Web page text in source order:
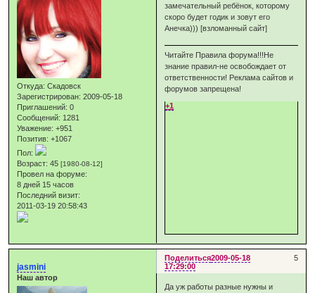
Откуда: Скадовск
Зарегистрирован: 2009-05-18
Приглашений: 0
Сообщений: 1281
Уважение: +951
Позитив: +1067
Пол:
Возраст: 45[1980-08-12]
Провел на форуме:
8 дней 15 часов
Последний визит:
2011-03-19 20:58:43
замечательный ребёнок, которому
скоро будет годик и зовут его
Анечка))) [взломанный сайт]
Читайте Правила форума!!!Не
знание правил-не освобождает от
ответственности! Реклама сайтов и
форумов запрещена!
+1
Поделиться 5
2009-05-18
17:29:00
jasmini
Наш автор
Да уж работы разные нужны и